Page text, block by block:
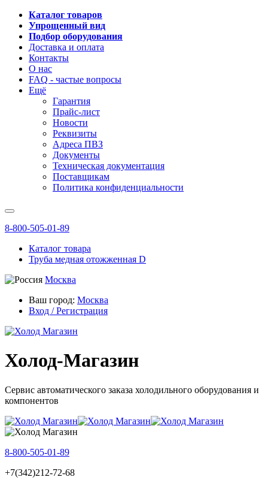
Каталог товаров
Упрощенный вид
Подбор оборудования
Доставка и оплата
Контакты
О нас
FAQ - частые вопросы
Ещё
Гарантия
Прайс-лист
Новости
Реквизиты
Адреса ПВЗ
Документы
Техническая документация
Поставщикам
Политика конфиденциальности
8-800-505-01-89
Каталог товара
Труба медная отожженная D
Москва
Ваш город: Москва
Вход / Регистрация
Холод-Магазин
Сервис автоматического заказа холодильного оборудования и
компонентов
8-800-505-01-89
+7(342)212-72-68